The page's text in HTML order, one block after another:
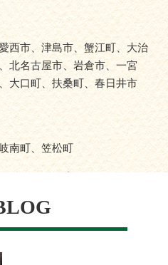
西市、津島市、蟹江町、大治
北名古屋市、岩倉市、一宮
大口町、扶桑町、春日井市
南町、笠松町